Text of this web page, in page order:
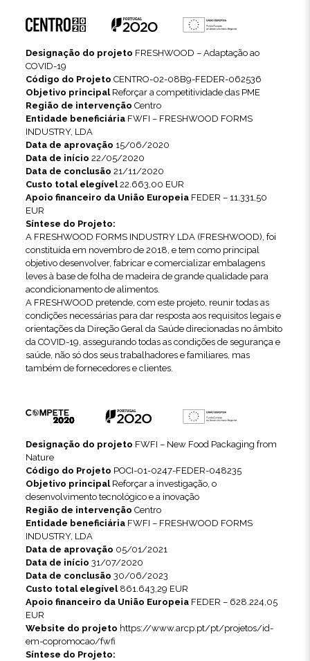
Designação do projeto FRESHWOOD – Adaptação ao
COVID-19
Código do Projeto CENTRO-02-08B9-FEDER-062536
Objetivo principalReforçar a competitividade das PME
Região de intervenção Centro
Entidade beneficiáriaFWFI – FRESHWOOD FORMS
INDUSTRY, LDA
Data de aprovação 15/06/2020
Data de início 22/05/2020
Data de conclusão 21/11/2020
Custo total elegível22.663,00 EUR
Apoio financeiro da União EuropeiaFEDER – 11.331,50
EUR
Síntese do Projeto:
A FRESHWOOD FORMS INDUSTRY LDA (FRESHWOOD), foi
constituída em novembro de 2018, e tem como principal
objetivo desenvolver, fabricar e comercializar embalagens
leves à base de folha de madeira de grande qualidade para
acondicionamento de alimentos.
A FRESHWOOD pretende, com este projeto, reunir todas as
condições necessárias para dar resposta aos requisitos legais e
orientações da Direção Geral da Saúde direcionadas no âmbito
da COVID-19, assegurando todas as condições de segurança e
saúde, não só dos seus trabalhadores e familiares, mas
também de fornecedores e clientes.
Designação do projeto FWFI – New Food Packaging from
Nature
Código do Projeto POCI-01-0247-FEDER-048235
Objetivo principalReforçar a investigação, o
desenvolvimento tecnológico e a inovação
Região de intervenção Centro
Entidade beneficiáriaFWFI – FRESHWOOD FORMS
INDUSTRY, LDA
Data de aprovação 05/01/2021
Data de início 31/07/2020
Data de conclusão 30/06/2023
Custo total elegível861.643,29 EUR
Apoio financeiro da União EuropeiaFEDER – 628.224,05
EUR
Website do projeto https://www.arcp.pt/pt/projetos/id-
em-copromocao/fwfi
Síntese do Projeto: